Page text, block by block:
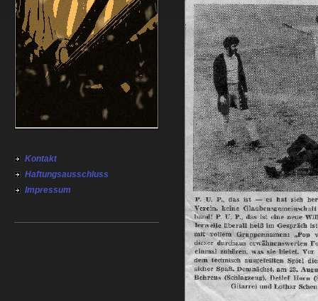
Kontakt
Haftungsausschluss
Impressum